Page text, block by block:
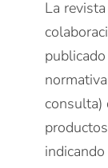
La
consulta)
indicando